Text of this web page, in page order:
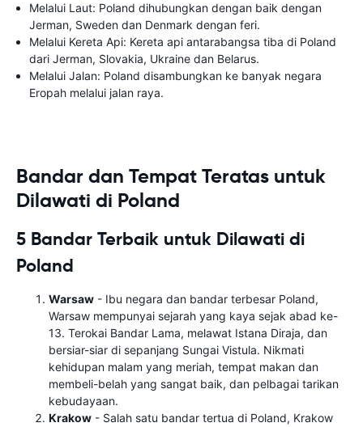
Melalui Laut: Poland dihubungkan dengan baik dengan
Jerman, Sweden dan Denmark dengan feri.
Melalui Kereta Api: Kereta api antarabangsa tiba di Poland
dari Jerman, Slovakia, Ukraine dan Belarus.
Melalui Jalan: Poland disambungkan ke banyak negara
Eropah melalui jalan raya.
Bandar dan Tempat Teratas untuk
Dilawati di Poland
5 Bandar Terbaik untuk Dilawati di
Poland
Warsaw - Ibu negara dan bandar terbesar Poland,
Warsaw mempunyai sejarah yang kaya sejak abad ke-
13. Terokai Bandar Lama, melawat Istana Diraja, dan
bersiar-siar di sepanjang Sungai Vistula. Nikmati
kehidupan malam yang meriah, tempat makan dan
membeli-belah yang sangat baik, dan pelbagai tarikan
kebudayaan.
Krakow - Salah satu bandar tertua di Poland, Krakow